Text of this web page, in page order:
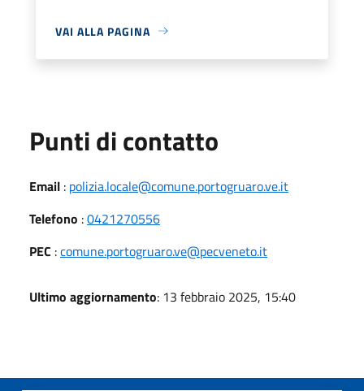
VAI ALLA PAGINA
Punti di contatto
Email : polizia.locale@comune.portogruaro.ve.it
Telefono :0421270556
PEC :comune.portogruaro.ve@pecveneto.it
Ultimo aggiornamento: 13 febbraio 2025, 15:40